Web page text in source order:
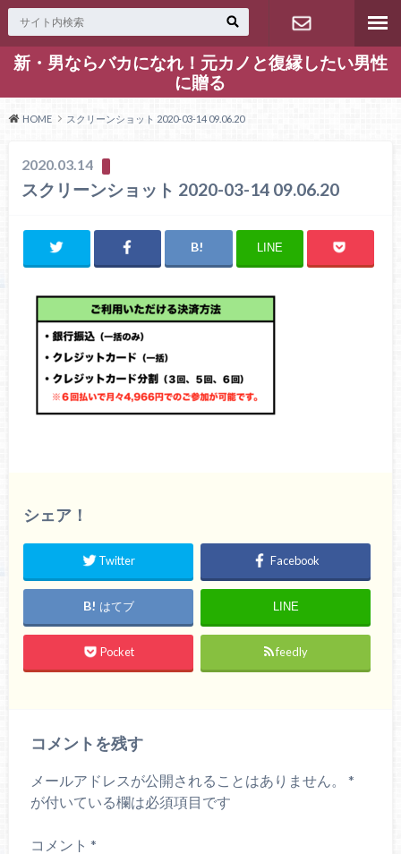
新・男ならバカになれ！元カノと復縁したい男性
に贈る
お問い合わ
HOME スクリーンショット 2020-03-14 09.06.20
2020.03.14
スクリーンショット 2020-03-14 09.06.20
LINE
シェア！
Twitter Facebook
はてブ LINE
Pocket feedly
コメントを残す
メールアドレスが公開されることはありません。
*
が付いている欄は必須項目です
コメント *